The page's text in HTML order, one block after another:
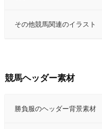
その他競馬関連のイラスト
競馬ヘッダー素材
勝負服のヘッダー背景素材